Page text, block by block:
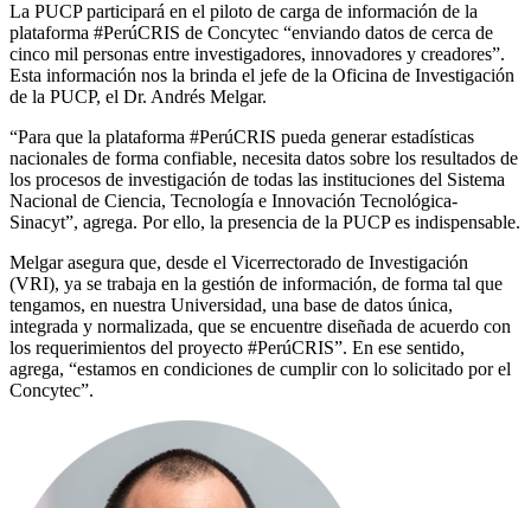
La PUCP participará en el piloto de carga de información de la
plataforma #PerúCRIS de Concytec “enviando datos de cerca de
cinco mil personas entre investigadores, innovadores y creadores”.
Esta información nos la brinda el jefe de la Oficina de Investigación
de la PUCP, el Dr. Andrés Melgar.
“Para que la plataforma #PerúCRIS pueda generar estadísticas
nacionales de forma confiable, necesita datos sobre los resultados de
los procesos de investigación de todas las instituciones del Sistema
Nacional de Ciencia, Tecnología e Innovación Tecnológica-
Sinacyt”, agrega. Por ello, la presencia de la PUCP es indispensable.
Melgar asegura que, desde el Vicerrectorado de Investigación
(VRI), ya se trabaja en la gestión de información, de forma tal que
tengamos, en nuestra Universidad, una base de datos única,
integrada y normalizada, que se encuentre diseñada de acuerdo con
los requerimientos del proyecto #PerúCRIS”. En ese sentido,
agrega, “estamos en condiciones de cumplir con lo solicitado por el
Concytec”.